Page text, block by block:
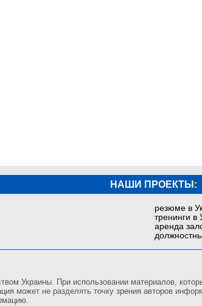
НАШИ ПРОЕКТЫ:
резюме в
тренинги в
аренда
Украины. При использовании материалов,
может не разделять точку зрения авторов